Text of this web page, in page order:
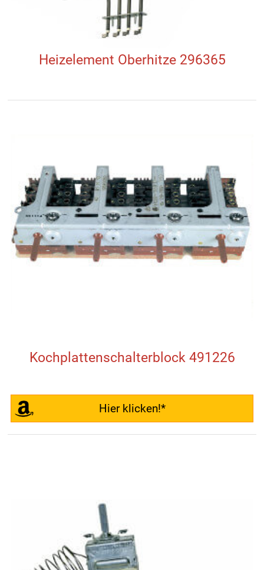
Heizelement Oberhitze 296365
Kochplattenschalterblock 491226
Hier klicken!*